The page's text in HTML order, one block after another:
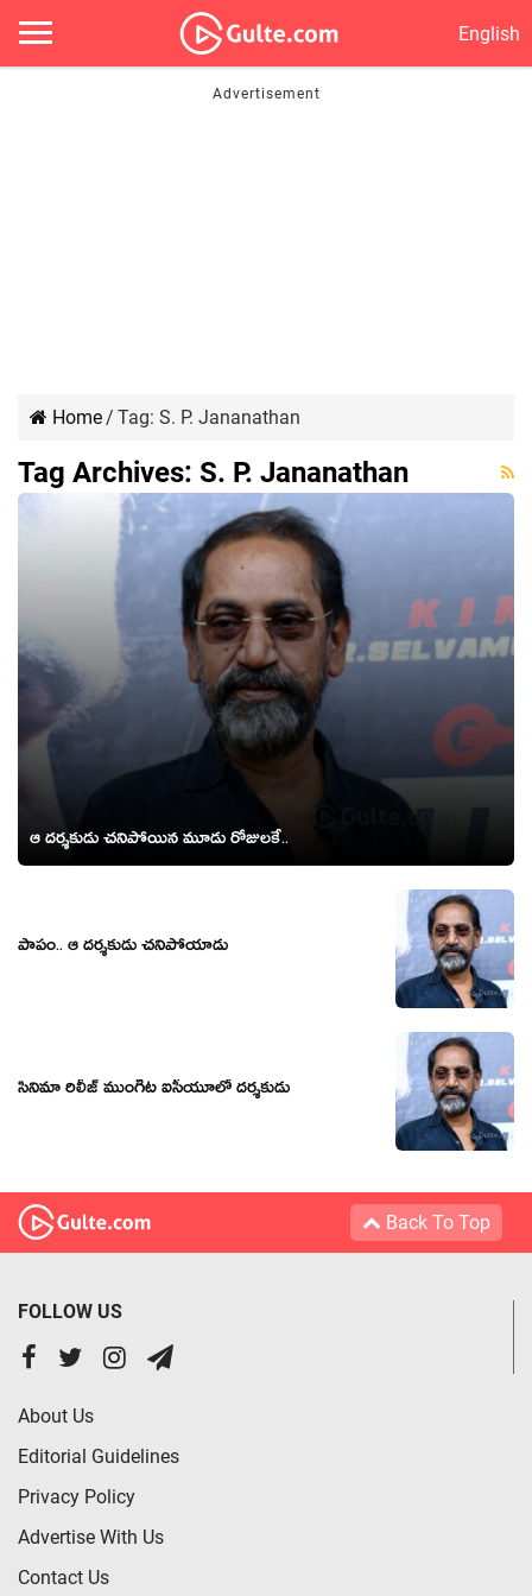
English
Home/ Tag: S. P. Jananathan
Tag Archives: S. P. Jananathan
ఆ ద‌ర్శ‌కుడు చ‌నిపోయిన మూడు రోజుల‌కే..
పాపం.. ఆ దర్శకుడు చనిపోయాడు
సినిమా రిలీజ్ ముంగిట ఐసీయూలో దర్శకుడు
Back To Top
FOLLOW US
About Us
Editorial Guidelines
Privacy Policy
Advertise With Us
Contact Us